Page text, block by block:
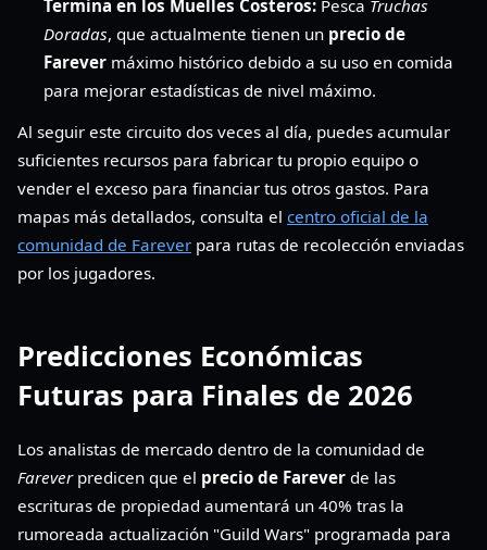
Termina en los Muelles Costeros: Pesca Truchas
Doradas, que actualmente tienen un precio de
Farever máximo histórico debido a su uso en comida
para mejorar estadísticas de nivel máximo.
Al seguir este circuito dos veces al día, puedes acumular
suficientes recursos para fabricar tu propio equipo o
vender el exceso para financiar tus otros gastos. Para
mapas más detallados, consulta el centro oficial de la
comunidad de Farever para rutas de recolección enviadas
por los jugadores.
Predicciones Económicas
Futuras para Finales de 2026
Los analistas de mercado dentro de la comunidad de
Fareverpredicen que el precio de Farever de las
escrituras de propiedad aumentará un 40% tras la
rumoreada actualización "Guild Wars" programada para